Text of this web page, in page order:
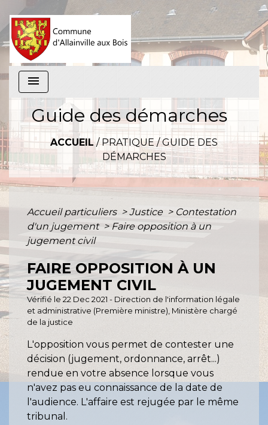
menu
Guide des démarches
ACCUEIL/ PRATIQUE/GUIDE DES
DÉMARCHES
Accueil particuliers > Justice > Contestation
d'un jugement > Faire opposition à un
jugement civil
FAIRE OPPOSITION À UN
JUGEMENT CIVIL
Vérifié le 22 Dec 2021 - Direction de l'information légale
et administrative (Première ministre), Ministère chargé
de la justice
L'opposition vous permet de contester une
décision (jugement, ordonnance, arrêt...)
rendue en votre absence lorsque vous
n'avez pas eu connaissance de la date de
l'audience. L'affaire est rejugée par le même
tribunal.